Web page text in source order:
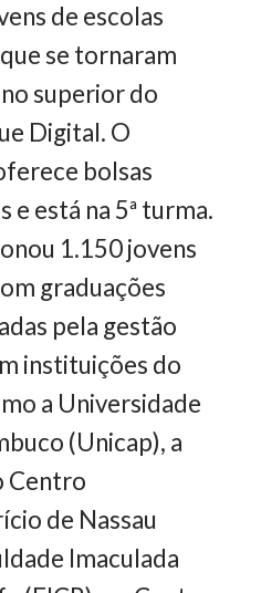
de escolas
se tornaram
superior do
Digital. O
bolsas
e está na 5ª turma.
1.150 jovens
graduações
pela gestão
instituições do
a Universidade
(Unicap), a
Centro
de Nassau
Imaculada